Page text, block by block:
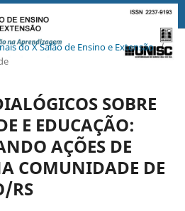
do X Salão de Ensino e Extensão /
SOBRE
E EDUCAÇÃO:
AÇÕES DE
COMUNIDADE DE
RS